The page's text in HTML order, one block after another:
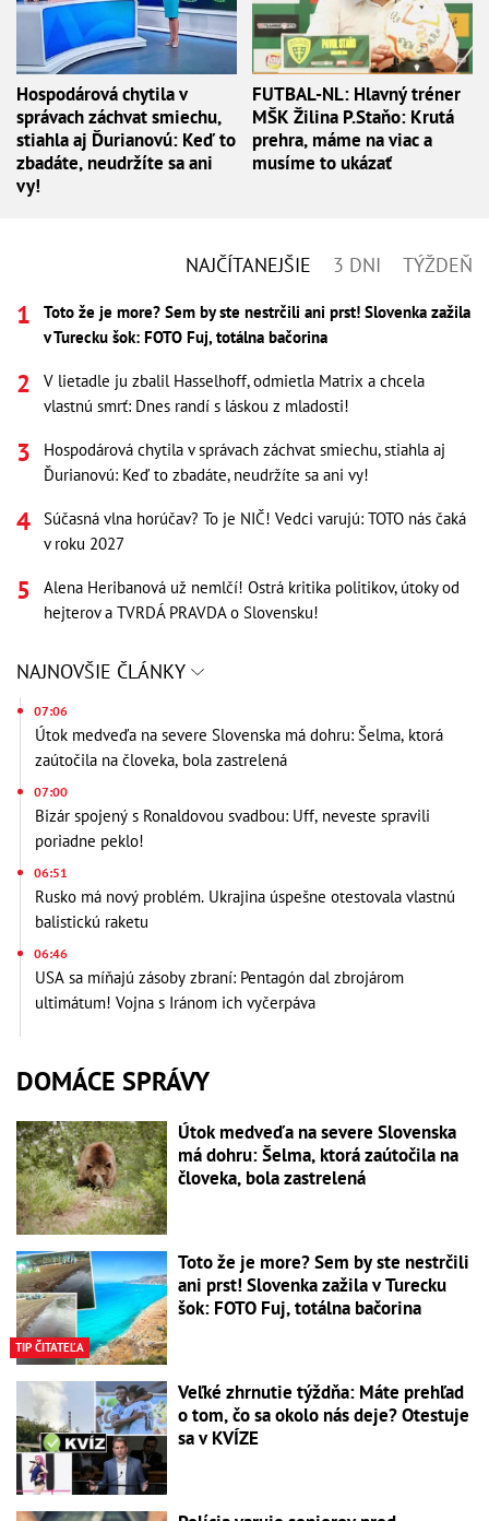
Hospodárová chytila v
správach záchvat smiechu,
stiahla aj Ďurianovú: Keď to
zbadáte, neudržíte sa ani
vy!
FUTBAL-NL: Hlavný tréner
MŠK Žilina P.Staňo: Krutá
prehra, máme na viac a
musíme to ukázať
NAJČÍTANEJŠIE 3 DNI TÝŽDEŇ
Toto že je more? Sem by ste nestrčili ani prst! Slovenka zažila
v Turecku šok: FOTO Fuj, totálna bačorina
V lietadle ju zbalil Hasselhoff, odmietla Matrix a chcela
vlastnú smrť: Dnes randí s láskou z mladosti!
Hospodárová chytila v správach záchvat smiechu, stiahla aj
Ďurianovú: Keď to zbadáte, neudržíte sa ani vy!
Súčasná vlna horúčav? To je NIČ! Vedci varujú: TOTO nás čaká
v roku 2027
Alena Heribanová už nemlčí! Ostrá kritika politikov, útoky od
hejterov a TVRDÁ PRAVDA o Slovensku!
NAJNOVŠIE ČLÁNKY
07:06
Útok medveďa na severe Slovenska má dohru: Šelma, ktorá
zaútočila na človeka, bola zastrelená
07:00
Bizár spojený s Ronaldovou svadbou: Uff, neveste spravili
poriadne peklo!
06:51
Rusko má nový problém. Ukrajina úspešne otestovala vlastnú
balistickú raketu
06:46
USA sa míňajú zásoby zbraní: Pentagón dal zbrojárom
ultimátum! Vojna s Iránom ich vyčerpáva
DOMÁCE SPRÁVY
Útok medveďa na severe Slovenska
má dohru: Šelma, ktorá zaútočila na
človeka, bola zastrelená
TIP ČITATEĽA
Toto že je more? Sem by ste nestrčili
ani prst! Slovenka zažila v Turecku
šok: FOTO Fuj, totálna bačorina
Veľké zhrnutie týždňa: Máte prehľad
o tom, čo sa okolo nás deje? Otestuje
sa v KVÍZE